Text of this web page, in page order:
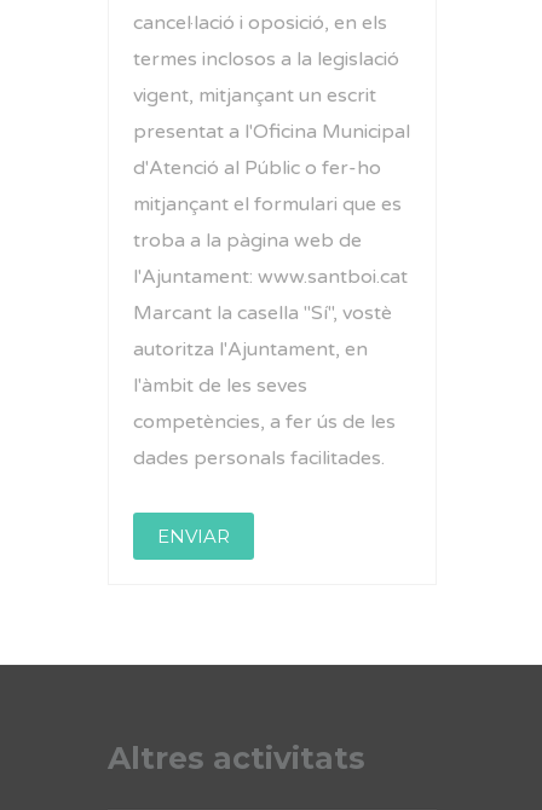
cancel·lació i oposició, en els
termes inclosos a la legislació
vigent, mitjançant un escrit
presentat a l'Oficina Municipal
d'Atenció al Públic o fer-ho
mitjançant el formulari que es
troba a la pàgina web de
l'Ajuntament: www.santboi.cat
Marcant la casella "Sí", vostè
autoritza l'Ajuntament, en
l'àmbit de les seves
competències, a fer ús de les
dades personals facilitades.
Altres activitats